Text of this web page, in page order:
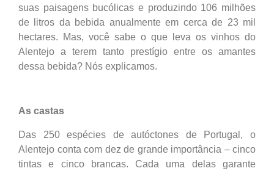
suas paisagens bucólicas e produzindo 106 milhões
de litros da bebida anualmente em cerca de 23 mil
hectares. Mas, você sabe o que leva os vinhos do
Alentejo a terem tanto prestígio entre os amantes
dessa bebida? Nós explicamos.
As castas
Das 250 espécies de autóctones de Portugal, o
Alentejo conta com dez de grande importância – cinco
tintas e cinco brancas. Cada uma delas garante